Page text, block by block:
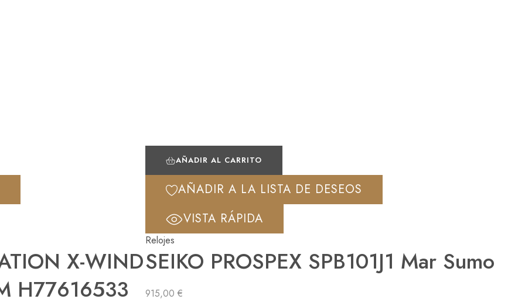
X-WIND
H77616533
AÑADIR AL CARRITO
AÑADIR A LA LISTA DE DESEOS
VISTA RÁPIDA
Relojes
SEIKO PROSPEX SPB101J1 Mar Sumo
915,00 €